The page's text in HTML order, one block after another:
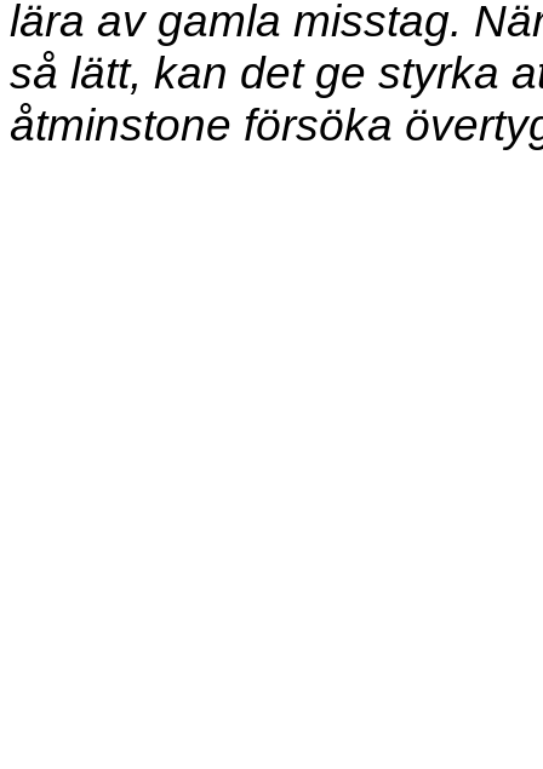
lära av gamla misstag.
så lätt, kan det ge styrka
åtminstone försöka